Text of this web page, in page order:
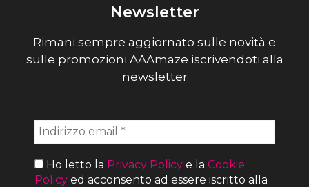
Newsletter
Rimani sempre aggiornato sulle novità e
sulle promozioni AAAmaze iscrivendoti alla
newsletter
Ho letto la Privacy Policy e la Cookie
Policy ed acconsento ad essere iscritto alla